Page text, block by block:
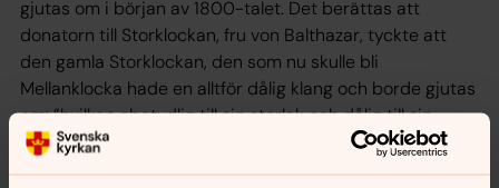
gjutas om i början av 1800-talet. Det berättas att
donatorn till Storklockan, fru von Balthazar, tyckte att
den gamla Storklockan, den som nu skulle bli
Mellanklocka hade en alltför dålig klang och borde gjutas
om: ”hvilken obetydlig till sin storlek och dålig till sin
klang, knapt höres till prestgården, än mindre öfver hela
Församlingen, hädanefter blifwa ännu mer oduglig, när